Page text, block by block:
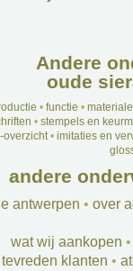
Andere
oude
• functie •
• stempels en
overzicht• imitaties en
andere
antwerpen • over
wat wij aankopen
tevreden klanten •